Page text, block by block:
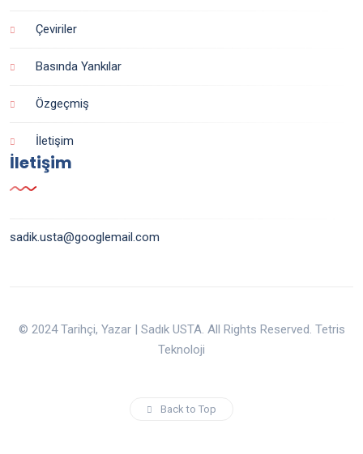
Çeviriler
Basında Yankılar
Özgeçmiş
İletişim
İletişim
sadik.usta@googlemail.com
© 2024 Tarihçi, Yazar | Sadık USTA. All Rights Reserved. Tetris
Teknoloji
Back to Top